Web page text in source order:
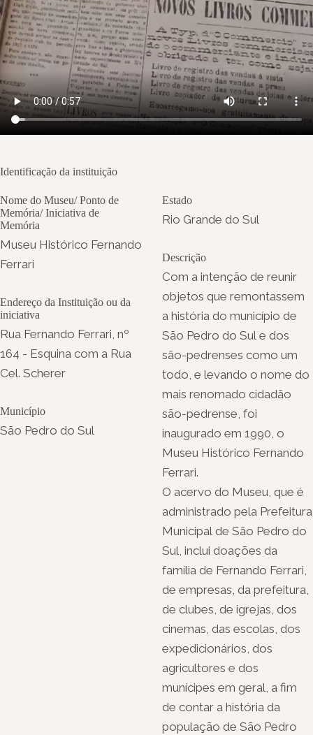
Identificação da instituição
Nome do Museu/ Ponto de
Memória/ Iniciativa de
Memória
Museu Histórico Fernando
Ferrari
Endereço da Instituição ou da
iniciativa
Rua Fernando Ferrari, nº
164 - Esquina com a Rua
Cel. Scherer
Município
São Pedro do Sul
Estado
Rio Grande do Sul
Descrição
Com a intenção de reunir
objetos que remontassem
a história do município de
São Pedro do Sul e dos
são-pedrenses como um
todo, e levando o nome do
mais renomado cidadão
são-pedrense, foi
inaugurado em 1990, o
Museu Histórico Fernando
Ferrari.
O acervo do Museu, que é
administrado pela Prefeitura
Municipal de São Pedro do
Sul, inclui doações da
família de Fernando Ferrari,
de empresas, da prefeitura,
de clubes, de igrejas, dos
cinemas, das escolas, dos
expedicionários, dos
agricultores e dos
munícipes em geral, a fim
de contar a história da
população de São Pedro